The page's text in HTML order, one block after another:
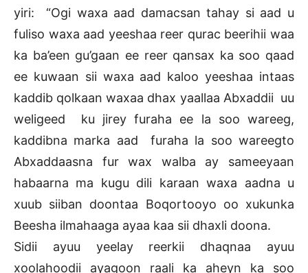
yiri: “Ogi waxa aad damacsan tahay si aad u
fuliso waxa aad yeeshaa reer qurac beerihii waa
ka ba’een gu’gaan ee reer qansax ka soo qaad
ee kuwaan sii waxa aad kaloo yeeshaa intaas
kaddib qolkaan waxaa dhax yaallaa Abxaddii uu
weligeed ku jirey furaha ee la soo wareeg,
kaddibna marka aad furaha la soo wareegto
Abxaddaasna fur wax walba ay sameeyaan
habaarna ma kugu dili karaan waxa aadna u
xuub siiban doontaa Boqortooyo oo xukunka
Beesha ilmahaaga ayaa kaa sii dhaxli doona.
Sidii ayuu yeelay reerkii dhaqnaa ayuu
xoolahoodii ayagoon raali ka aheyn ka soo